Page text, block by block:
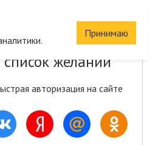
корзину
список желаний
авторизация на сайте
Принимаю